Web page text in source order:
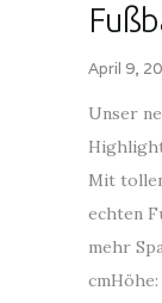
April 9,
Unser
Mit
echten
mehr